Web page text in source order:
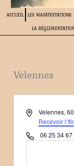
ACCUEIL LES MANIFESTATIONS
LA
Velennes
AdresseVelennes,
Recevoir
Téléphone06 25 34 67